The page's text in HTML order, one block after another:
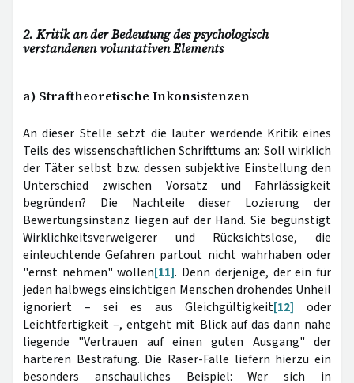
2. Kritik an der Bedeutung des psychologisch
verstandenen voluntativen Elements
a) Straftheoretische Inkonsistenzen
An dieser Stelle setzt die lauter werdende Kritik eines
Teils des wissenschaftlichen Schrifttums an: Soll wirklich
der Täter selbst bzw. dessen subjektive Einstellung den
Unterschied zwischen Vorsatz und Fahrlässigkeit
begründen? Die Nachteile dieser Lozierung der
Bewertungsinstanz liegen auf der Hand. Sie begünstigt
Wirklichkeitsverweigerer und Rücksichtslose, die
einleuchtende Gefahren partout nicht wahrhaben oder
"ernst nehmen" wollen[11]. Denn derjenige, der ein für
jeden halbwegs einsichtigen Menschen drohendes Unheil
ignoriert – sei es aus Gleichgültigkeit[12] oder
Leichtfertigkeit –, entgeht mit Blick auf das dann nahe
liegende "Vertrauen auf einen guten Ausgang" der
härteren Bestrafung. Die Raser-Fälle liefern hierzu ein
besonders anschauliches Beispiel: Wer sich in